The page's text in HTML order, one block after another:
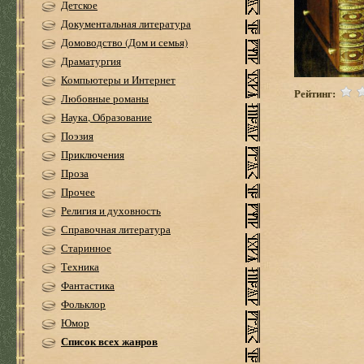
Детское
Документальная литература
Домоводство (Дом и семья)
Драматургия
Компьютеры и Интернет
Любовные романы
Наука, Образование
Поэзия
Приключения
Проза
Прочее
Религия и духовность
Справочная литература
Старинное
Техника
Фантастика
Фольклор
Юмор
Список всех жанров
Рейтинг: